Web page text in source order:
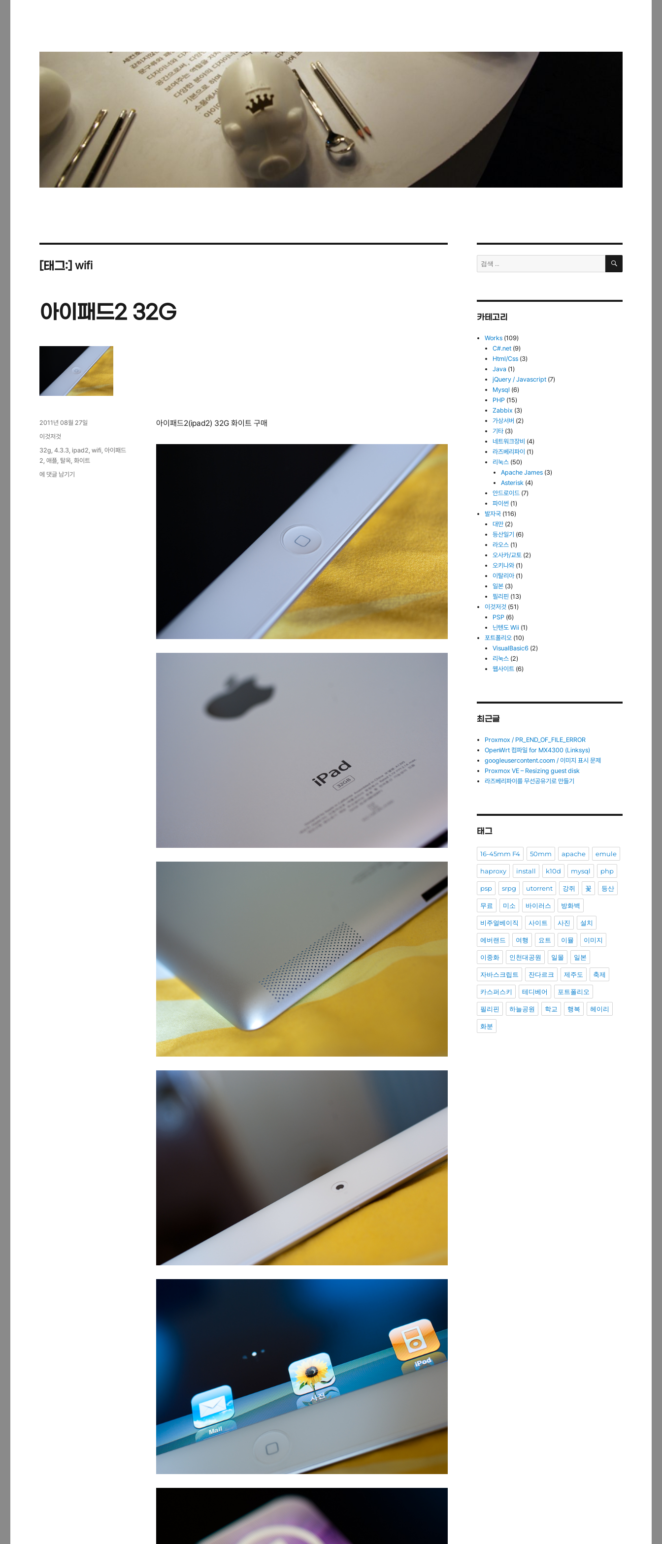
[태그:]wifi
아이패드2 32G
아이패드2(ipad2) 32G 화이트 구매
작
성
자
2011년 08월 27일
카
테
고
리
이것저것
태
그
32g ,4.3.3 ,ipad2 ,wifi ,아이패드
2 ,애플 탈옥 ,화이트
아
에 댓글 남기기
검
색:
검
카테고리
Works (109)
C#.net (9)
Html/Css (3)
Java (1)
jQuery / Javascript (7)
Mysql (6)
PHP (15)
Zabbix (3)
가상서버 (2)
기타 (3)
네트워크장비 (4)
라즈베리파이 (1)
리눅스 (50)
Apache James(3)
Asterisk(4)
안드로이드 (7)
파이썬 (1)
발자국 (116)
대만 (2)
등산일기 (6)
라오스 (1)
오사카/교토 (2)
오키나와 (1)
이탈리아 (1)
일본 (3)
필리핀 (13)
이것저것 (51)
PSP (6)
닌텐도 Wii (1)
포트폴리오 (10)
VisualBasic6 (2)
리눅스 (2)
웹사이트 (6)
최근글
Proxmox / PR_END_OF_FILE_ERROR
OpenWrt 컴파일 for MX4300 (Linksys)
googleusercontent.coom / 이미지 표시 문제
Proxmox VE – Resizing guest disk
라즈베리파이를 무선공유기로 만들기
태그
16-45mm F4 50mm apache emule
haproxy install k10d mysql php
psp srpg utorrent 강쥐 꽃 등산
무료 미소 바이러스 방화벽
비주얼베이직 사이트 사진 설치
에버랜드 여행 요트 이뮬 이미지
이중화 인천대공원 일몰 일본
자바스크립트 잔다르크 제주도 축제
카스퍼스키 테디베어 포트폴리오
필리핀 하늘공원 학교 행복 헤이리
화분